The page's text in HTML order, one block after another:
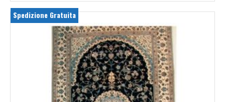
Spedizione Gratuita